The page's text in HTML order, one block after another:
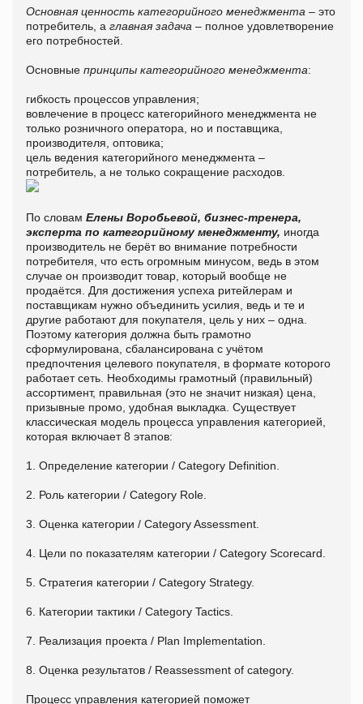
Основная ценность категорийного менеджмента – это
потребитель, а главная задача – полное удовлетворение
его потребностей.
Основные принципы категорийного менеджмента:
гибкость процессов управления;
вовлечение в процесс категорийного менеджмента не
только розничного оператора, но и поставщика,
производителя, оптовика;
цель ведения категорийного менеджмента –
потребитель, а не только сокращение расходов.
По словам Елены Воробьевой, бизнес-тренера,
эксперта по категорийному менеджменту, иногда
производитель не берёт во внимание потребности
потребителя, что есть огромным минусом, ведь в этом
случае он производит товар, который вообще не
продаётся. Для достижения успеха ритейлерам и
поставщикам нужно объединить усилия, ведь и те и
другие работают для покупателя, цель у них – одна.
Поэтому категория должна быть грамотно
сформулирована, сбалансирована с учётом
предпочтения целевого покупателя, в формате которого
работает сеть. Необходимы грамотный (правильный)
ассортимент, правильная (это не значит низкая) цена,
призывные промо, удобная выкладка. Существует
классическая модель процесса управления категорией,
которая включает 8 этапов:
1. Определение категории / Category Definition.
2. Роль категории / Category Role.
3. Оценка категории / Category Assessment.
4. Цели по показателям категории / Category Scorecard.
5. Стратегия категории / Category Strategy.
6. Категории тактики / Category Tactics.
7. Реализация проекта / Plan Implementation.
8. Оценка результатов / Reassessment of category.
Процесс управления категорией поможет